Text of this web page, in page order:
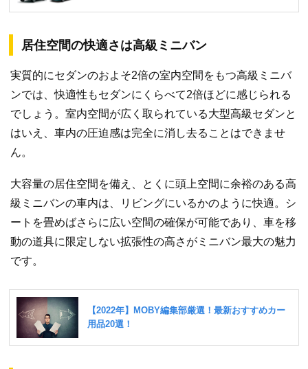
居住空間の快適さは高級ミニバン
実質的にセダンのおよそ2倍の室内空間をもつ高級ミニバ
ンでは、快適性もセダンにくらべて2倍ほどに感じられる
でしょう。室内空間が広く取られている大型高級セダンと
はいえ、車内の圧迫感は完全に消し去ることはできませ
ん。
大容量の居住空間を備え、とくに頭上空間に余裕のある高
級ミニバンの車内は、リビングにいるかのように快適。シ
ートを畳めばさらに広い空間の確保が可能であり、車を移
動の道具に限定しない拡張性の高さがミニバン最大の魅力
です。